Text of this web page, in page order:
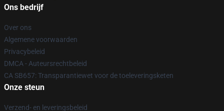
Ons bedrijf
Over ons
Algemene voorwaarden
Privacybeleid
DMCA - Auteursrechtbeleid
CA SB657: Transparantiewet voor de toeleveringsketen
Onze steun
Verzend- en leveringsbeleid